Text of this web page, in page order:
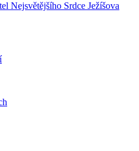
Nejsvětějšího Srdce Ježíšova